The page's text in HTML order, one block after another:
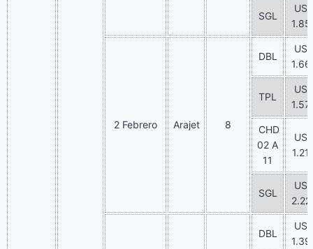
SGL
2 Febrero Arajet 8
DBL
TPL
CHD
02 A
11
SGL
DBL